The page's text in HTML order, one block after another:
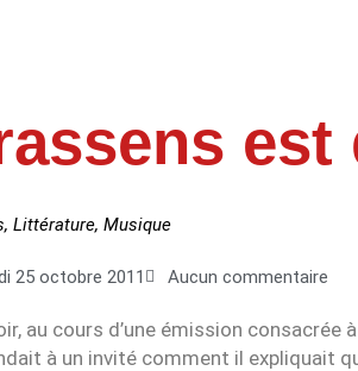
est
, Littérature, Musique
25 octobre 2011 Aucun commentaire
au cours d’une émission
à un invité comment il expliquait